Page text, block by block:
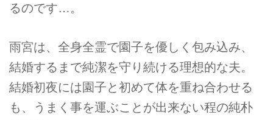
るのです…。
雨宮は、全身全霊で園子を優しく包み込み、
結婚するまで純潔を守り続ける理想的な夫。
結婚初夜には園子と初めて体を重ね合わせる
も、うまく事を運ぶことが出来ない程の純朴